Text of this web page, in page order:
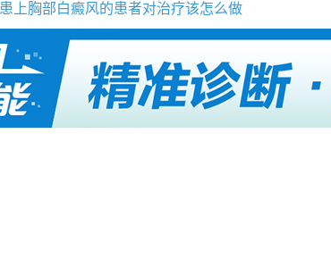
患上胸部白癜风的患者对治疗该怎么做